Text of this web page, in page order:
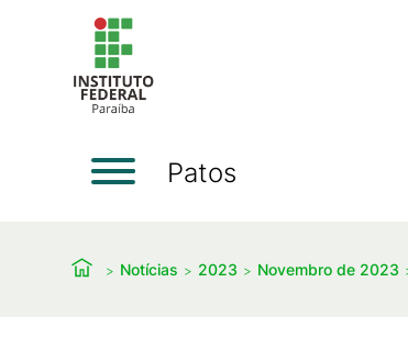
Patos
Notícias 2023 Novembro de 2023